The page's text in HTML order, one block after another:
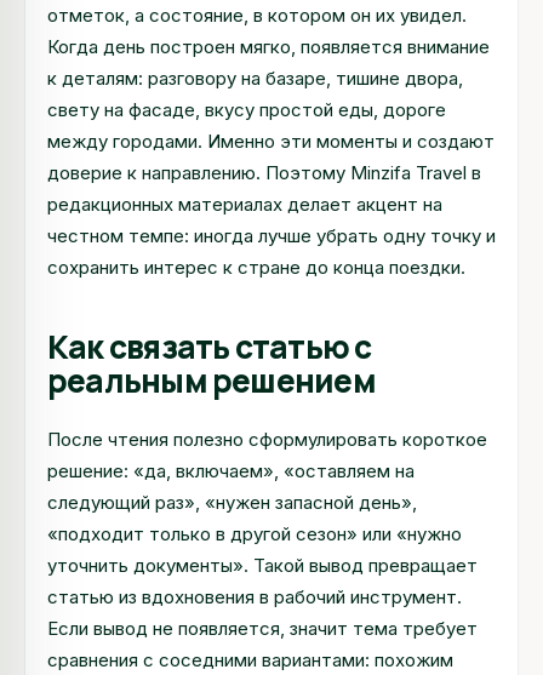
отметок, а состояние, в котором он их увидел.
Когда день построен мягко, появляется внимание
к деталям: разговору на базаре, тишине двора,
свету на фасаде, вкусу простой еды, дороге
между городами. Именно эти моменты и создают
доверие к направлению. Поэтому Minzifa Travel в
редакционных материалах делает акцент на
честном темпе: иногда лучше убрать одну точку и
сохранить интерес к стране до конца поездки.
Как связать статью с
реальным решением
После чтения полезно сформулировать короткое
решение: «да, включаем», «оставляем на
следующий раз», «нужен запасной день»,
«подходит только в другой сезон» или «нужно
уточнить документы». Такой вывод превращает
статью из вдохновения в рабочий инструмент.
Если вывод не появляется, значит тема требует
сравнения с соседними вариантами: похожим